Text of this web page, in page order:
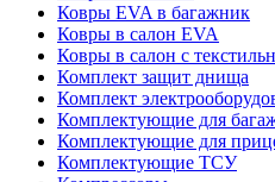
Ковры EVA в багажник
Ковры в салон EVA
Ковры в салон с
Комплект защит днища
Комплект
Комплектующие для
Комплектующие для
Комплектующие ТСУ